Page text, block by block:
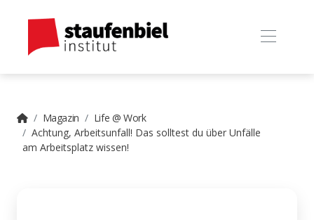
Magazin
Life @ Work
Achtung, Arbeitsunfall! Das solltest du über Unfälle
am Arbeitsplatz wissen!